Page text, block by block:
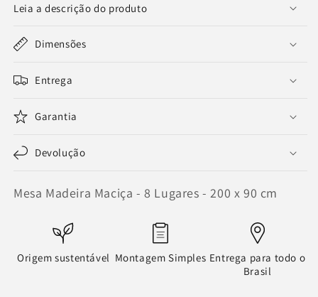
Leia a descrição do produto
Dimensões
Entrega
Garantia
Devolução
Mesa Madeira Maciça - 8 Lugares - 200 x 90 cm
Origem sustentável Montagem Simples Entrega para todo o
Brasil